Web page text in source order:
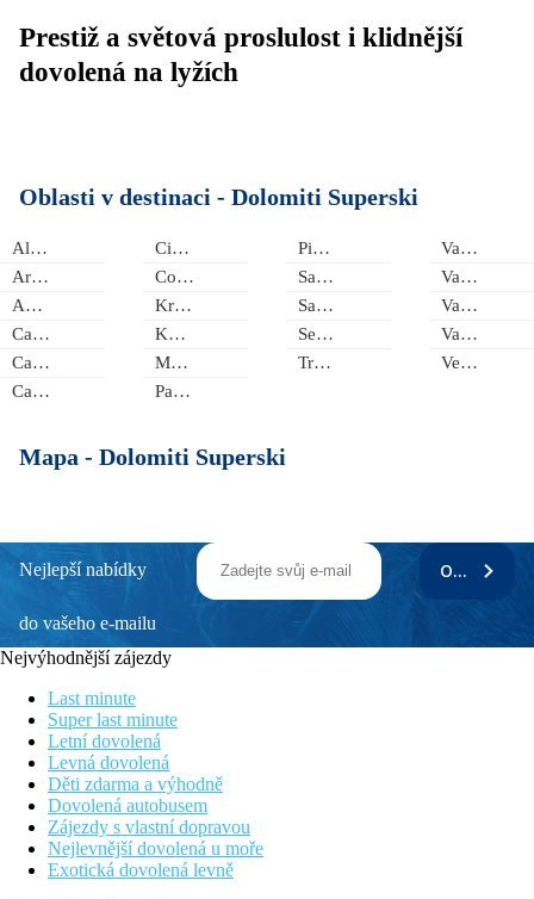
Prestiž a světová proslulost i klidnější
dovolená na lyžích
Oblasti v destinaci - Dolomiti Superski
Alta Badia
Arabba/Marmolada
Auronzo di Cadore
Calalzo di Cadore
Caldaro
Cardano
Civetta
Cortina ď Ampezzo
Kronplatz - Plan de Corones
Kurtinig
Monguelfo Tesido
Padola
Piccolino
San Martino di Castrozza/Passo Rolle
San Vigilio
Sextner Dolomiten - Alta Pusteria
Tre Valli
Val di Fassa e Carezza
Val di Fiemme/Obereggen
Val Gardena/Alpe di Siusi
Valle Isarco
Velturno
Mapa - Dolomiti Superski
Nejlepší nabídky
do vašeho e-mailu
ODEBÍRAT
Nejvýhodnější zájezdy
Last minute
Super last minute
Letní dovolená
Levná dovolená
Děti zdarma a výhodně
Dovolená autobusem
Zájezdy s vlastní dopravou
Nejlevnější dovolená u moře
Exotická dovolená levně